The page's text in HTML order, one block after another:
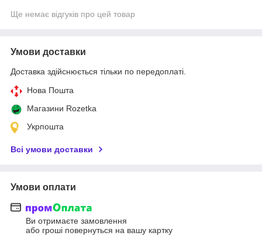
Ще немає відгуків про цей товар
Умови доставки
Доставка здійснюється тільки по передоплаті.
Нова Пошта
Магазини Rozetka
Укрпошта
Всі умови доставки
Умови оплати
Ви отримаєте замовлення
або гроші повернуться на вашу картку